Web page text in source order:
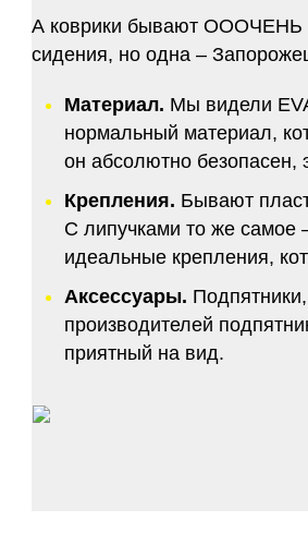
А коврики бывают ОООЧЕНЬ
сидения, но одна –
Материал. Мы видели
нормальный материал,
он абсолютно
Крепления. Бывают
С липучками то же самое
идеальные крепления,
Аксессуары.
производителей
приятный на вид.